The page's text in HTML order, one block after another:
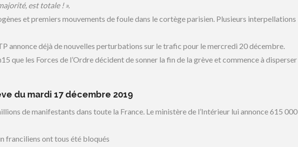
est totale ! ».
et premiers mouvements de foule dans le cortège parisien. Plusieurs interpellations
annonce déjà de nouvelles perturbations sur le trafic pour le mercredi 20 décembre.
que les Forces de l’Ordre décident de sonner la fin de la grève et commence à disperser
du mardi 17 décembre 2019
de manifestants dans toute la France. Le ministère de l’Intérieur lui annonce 615 000
franciliens ont tous été bloqués